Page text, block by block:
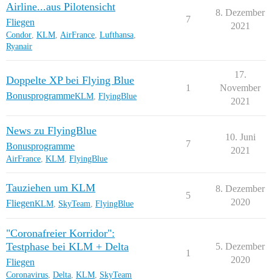
Airline...aus Pilotensicht
Fliegen
Condor, KLM, AirFrance, Lufthansa,
Ryanair
7
8. Dezember
2021
Doppelte XP bei Flying Blue
BonusprogrammeKLM FlyingBlue
1
17.
November
2021
News zu FlyingBlue
Bonusprogramme
AirFrance, KLM, FlyingBlue
7
10. Juni
2021
Tauziehen um KLM
FliegenKLM SkyTeam FlyingBlue
5
8. Dezember
2020
"Coronafreier Korridor":
Testphase bei KLM + Delta
Fliegen
Coronavirus, Delta, KLM, SkyTeam
1
5. Dezember
2020